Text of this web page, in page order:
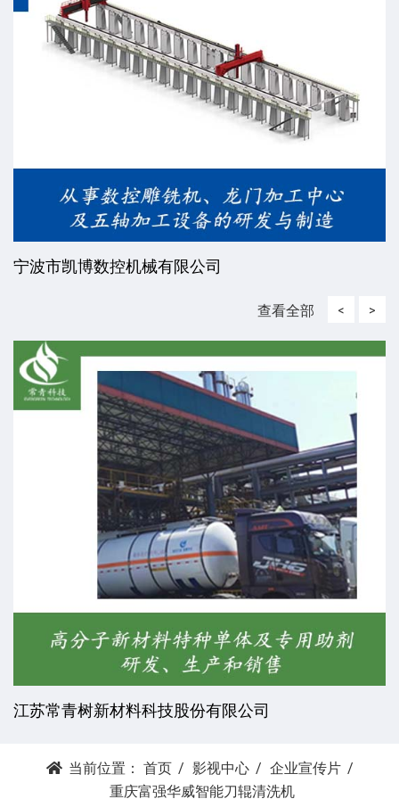
威海东发精工机械有限责任公司
查看全部 <
杭州昕劲复材科技有限公司
>
当前位置： 首页 影视中心
企业宣传片
重庆富强华威智能刀辊清洗机